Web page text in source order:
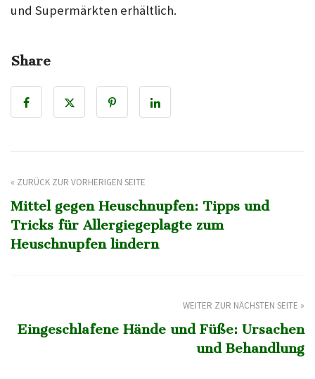
und Supermärkten erhältlich.
Share
« ZURÜCK ZUR VORHERIGEN SEITE
Mittel gegen Heuschnupfen: Tipps und
Tricks für Allergiegeplagte zum
Heuschnupfen lindern
WEITER ZUR NÄCHSTEN SEITE »
Eingeschlafene Hände und Füße: Ursachen
und Behandlung